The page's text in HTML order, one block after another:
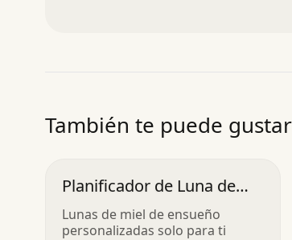
También te puede gustar
Planificador de Luna de
Miel
Lunas de miel de ensueño
personalizadas solo para ti